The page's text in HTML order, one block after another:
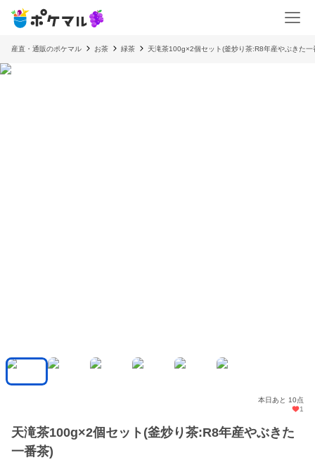
産直・通販のポケマル お茶 緑茶 天滝茶100g×2個セット(釜炒り茶:R8年産やぶきた一
本日あと 10点
1
天滝茶100g×2個セット(釜炒り茶:R8年産やぶきた
一番茶)